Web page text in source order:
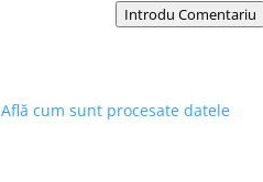
Introdu Comentariu
Află cum sunt procesate datele